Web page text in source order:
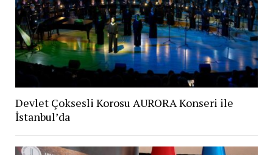
Devlet Çoksesli Korosu AURORA Konseri ile
İstanbul’da